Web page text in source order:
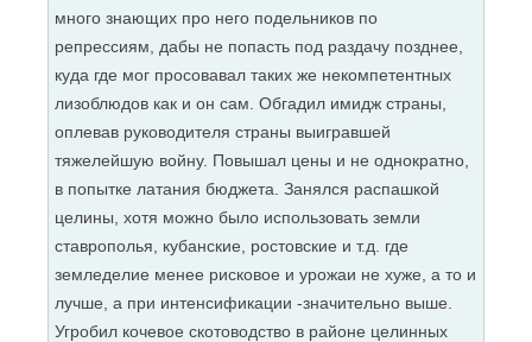
много знающих про него подельников по
репрессиям, дабы не попасть под раздачу позднее,
куда где мог просовавал таких же некомпетентных
лизоблюдов как и он сам. Обгадил имидж страны,
оплевав руководителя страны выигравшей
тяжелейшую войну. Повышал цены и не однократно,
в попытке латания бюджета. Занялся распашкой
целины, хотя можно было использовать земли
ставрополья, кубанские, ростовские и т.д. где
земледелие менее рисковое и урожаи не хуже, а то и
лучше, а при интенсификации -значительно выше.
Угробил кочевое скотоводство в районе целинных